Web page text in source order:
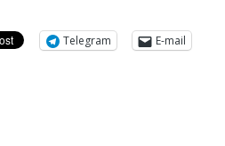
Telegram
E-mail